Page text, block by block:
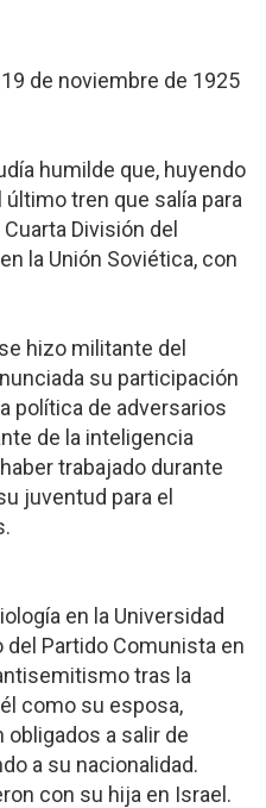
de noviembre de 1925
humilde que, huyendo
tren que salía para
División del
la Unión Soviética, con
hizo militante del
su participación
política de adversarios
de la inteligencia
trabajado durante
juventud para el
en la Universidad
del Partido Comunista en
tras la
como su esposa,
obligados a salir de
a su nacionalidad.
con su hija en Israel.